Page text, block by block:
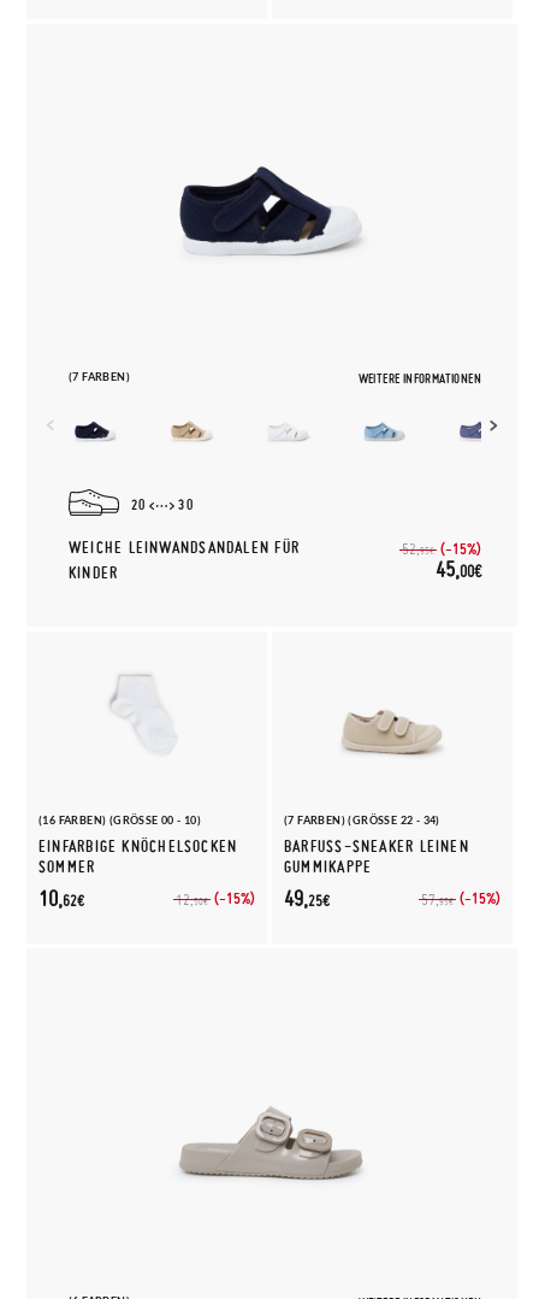
(7 FARBEN) WEITERE INFORMATIONEN
20 30
WEICHE LEINWANDSANDALEN FÜR
KINDER
52,95€ (-15%)
45,00€
(16 FARBEN) (GRÖSSE 00 - 10)
EINFARBIGE KNÖCHELSOCKEN
SOMMER
12,50€ (-15%)
10,62€
(7 FARBEN) (GRÖSSE 22 - 34)
BARFUSS-SNEAKER LEINEN G
UMMIKAPPE
57,95€ (-15%)
49,25€